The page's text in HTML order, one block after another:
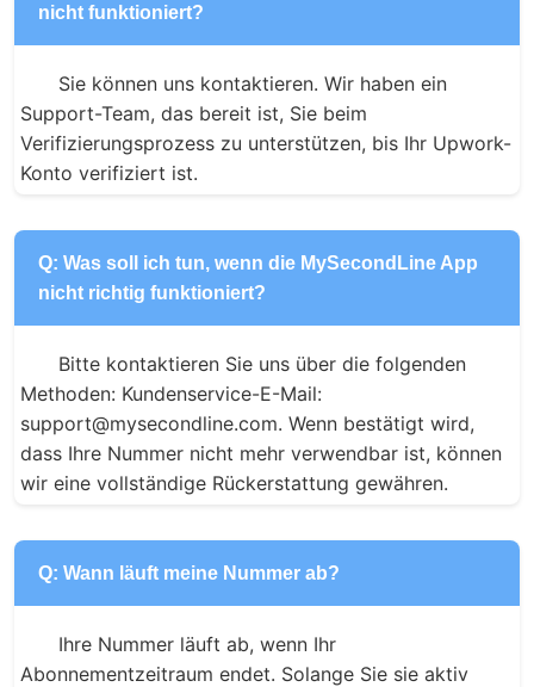
nicht funktioniert?
Sie können uns kontaktieren. Wir haben ein
Support-Team, das bereit ist, Sie beim
Verifizierungsprozess zu unterstützen, bis Ihr Upwork-
Konto verifiziert ist.
Q: Was soll ich tun, wenn die MySecondLine App
nicht richtig funktioniert?
Bitte kontaktieren Sie uns über die folgenden
Methoden: Kundenservice-E-Mail:
support@mysecondline.com. Wenn bestätigt wird,
dass Ihre Nummer nicht mehr verwendbar ist, können
wir eine vollständige Rückerstattung gewähren.
Q: Wann läuft meine Nummer ab?
Ihre Nummer läuft ab, wenn Ihr
Abonnementzeitraum endet. Solange Sie sie aktiv